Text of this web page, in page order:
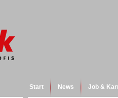
Start News Job &